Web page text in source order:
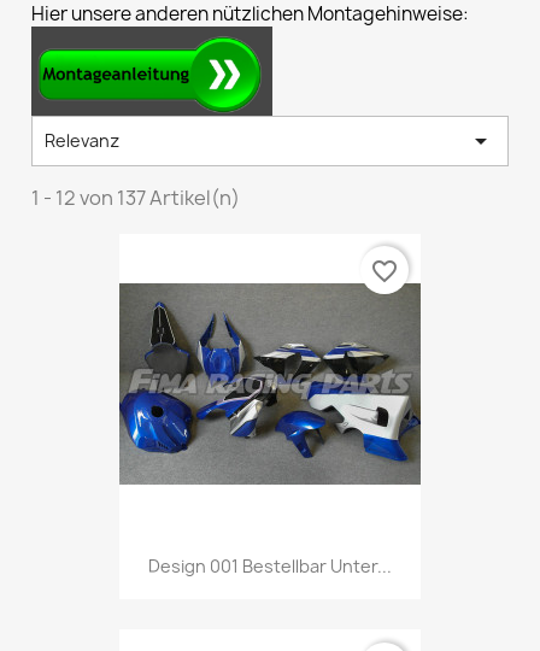
Hier unsere anderen nützlichen Montagehinweise:
Relevanz 
1 - 12 von 137 Artikel(n)
Design 001 Bestellbar Unter...
favorite_border